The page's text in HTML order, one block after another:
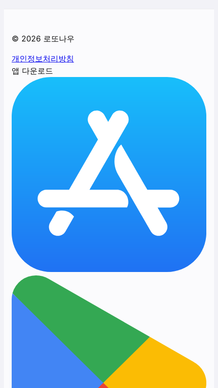
© 2026 로또나우
개인정보처리방침
앱 다운로드